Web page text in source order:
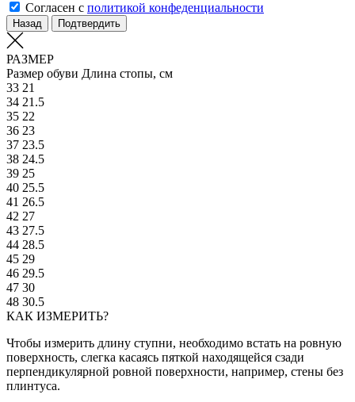
Согласен с политикой конфеденциальности
Назад Подтвердить
РАЗМЕР
Размер обуви Длина стопы, см
33 21
34 21.5
35 22
36 23
37 23.5
38 24.5
39 25
40 25.5
41 26.5
42 27
43 27.5
44 28.5
45 29
46 29.5
47 30
48 30.5
КАК ИЗМЕРИТЬ?
Чтобы измерить длину ступни, необходимо встать на ровную
поверхность, слегка касаясь пяткой находящейся сзади
перпендикулярной ровной поверхности, например, стены без
плинтуса.